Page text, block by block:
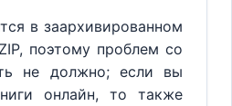
в заархивированном
поэтому проблем со
не должно; если вы
онлайн, то также